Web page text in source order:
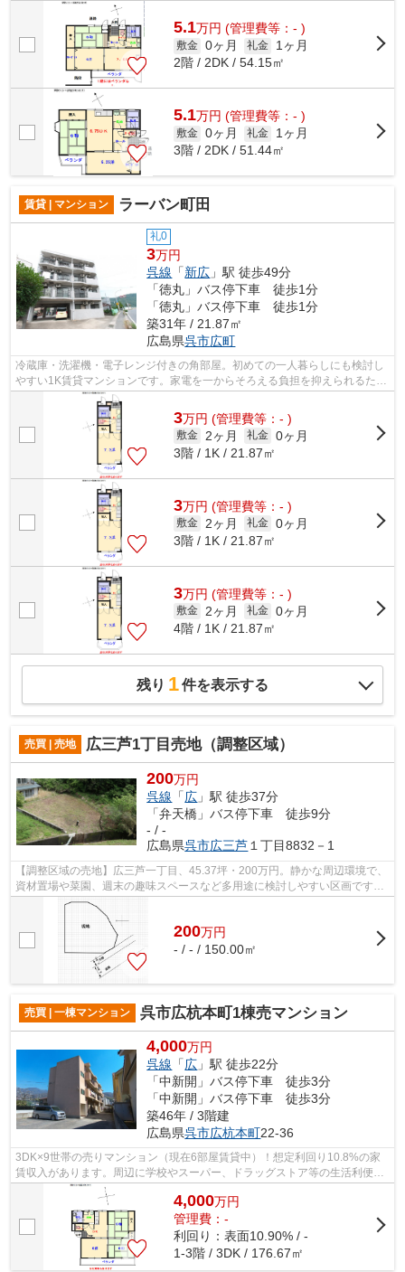
5.1万円 (管理費等：- )
敷金 0ヶ月 礼金
1ヶ月
2階 / 2DK / 54.15㎡
5.1万円 (管理費等：- )
敷金 0ヶ月 礼金
1ヶ月
3階 / 2DK / 51.44㎡
賃貸 | マンション ラーバン町田
礼0
3万円
呉線 「新広 」駅 徒歩49分
「徳丸」バス停下車 徒歩1分
「徳丸」バス停下車 徒歩1分
築31年 / 21.87㎡
広島県呉市広町
冷蔵庫・洗濯機・電子レンジ付きの角部屋。初めての一人暮らしにも検討し
やすい1K賃貸マンションです。家電を一からそろえる負担を抑えられるた
め、学生さんや単身赴任の方にもおすす...
3万円 (管理費等：- )
敷金 2ヶ月 礼金 0ヶ月
3階 / 1K / 21.87㎡
3万円 (管理費等：- )
敷金 2ヶ月 礼金 0ヶ月
3階 / 1K / 21.87㎡
3万円 (管理費等：- )
敷金 2ヶ月 礼金 0ヶ月
4階 / 1K / 21.87㎡
残り 1件を表示する
売買 | 売地 広三芦1丁目売地（調整区域）
200万円
呉線 「広 」駅 徒歩37分
「弁天橋」バス停下車 徒歩9分
- / -
広島県呉市広三芦１丁目8832－1
【調整区域の売地】広三芦一丁目、45.37坪・200万円。静かな周辺環境で、
資材置場や菜園、週末の趣味スペースなど多用途に検討しやすい区画です。
弁天橋バス停徒歩9分、即引渡し可能。...
200万円
- / - / 150.00㎡
売買 | 一棟マンション 呉市広杭本町1棟売マンション
4,000万円
呉線 「広 」駅 徒歩22分
「中新開」バス停下車 徒歩3分
「中新開」バス停下車 徒歩3分
築46年 / 3階建
広島県呉市広杭本町22-36
3DK×9世帯の売りマンション（現在6部屋賃貸中）！想定利回り10.8%の家
賃収入があります。周辺に学校やスーパー、ドラッグストア等の生活利便施
4,000万円
管理費：-
利回り：表面10.90% / -
1-3階 / 3DK / 176.67㎡